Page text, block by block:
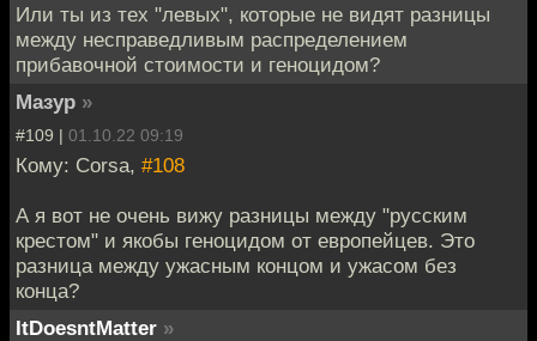
Или ты из тех "левых", которые не видят разницы
между несправедливым распределением
прибавочной стоимости и геноцидом?
Мазур »
#109 | 01.10.22 09:19
Кому: Corsa, #108
А я вот не очень вижу разницы между "русским
крестом" и якобы геноцидом от европейцев. Это
разница между ужасным концом и ужасом без
конца?
ItDoesntMatter »